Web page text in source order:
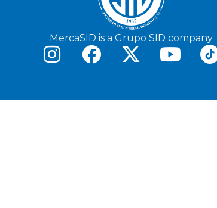
MercaSID is a Grupo SID company